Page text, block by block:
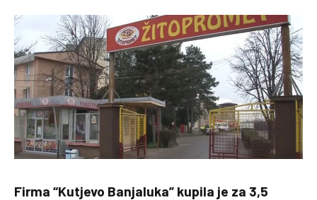
Firma “Kutjevo Banjaluka” kupila je za 3,5